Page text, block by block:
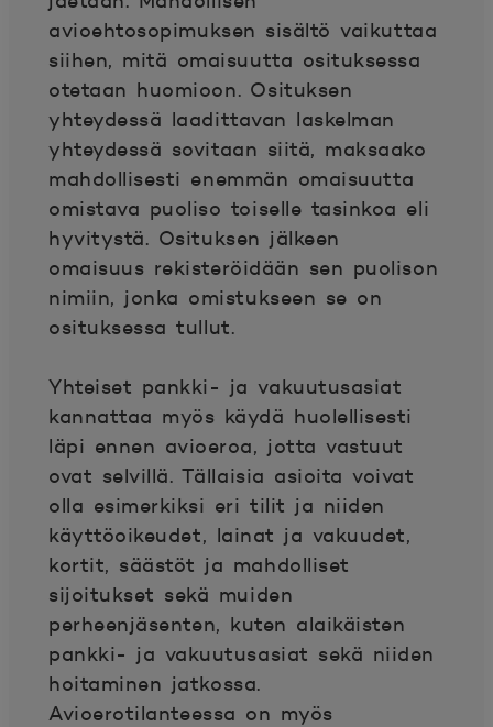
avioehtosopimuksen sisältö vaikuttaa
siihen, mitä omaisuutta osituksessa
otetaan huomioon. Osituksen
yhteydessä laadittavan laskelman
yhteydessä sovitaan siitä, maksaako
mahdollisesti enemmän omaisuutta
omistava puoliso toiselle tasinkoa eli
hyvitystä. Osituksen jälkeen
omaisuus rekisteröidään sen puolison
nimiin, jonka omistukseen se on
osituksessa tullut.
Yhteiset pankki- ja vakuutusasiat
kannattaa myös käydä huolellisesti
läpi ennen avioeroa, jotta vastuut
ovat selvillä. Tällaisia asioita voivat
olla esimerkiksi eri tilit ja niiden
käyttöoikeudet, lainat ja vakuudet,
kortit, säästöt ja mahdolliset
sijoitukset sekä muiden
perheenjäsenten, kuten alaikäisten
pankki- ja vakuutusasiat sekä niiden
hoitaminen jatkossa.
Avioerotilanteessa on myös